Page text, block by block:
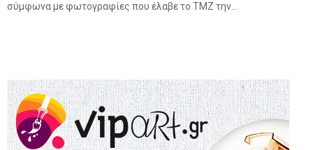
σύμφωνα με φωτογραφίες που έλαβε το TMZ την...